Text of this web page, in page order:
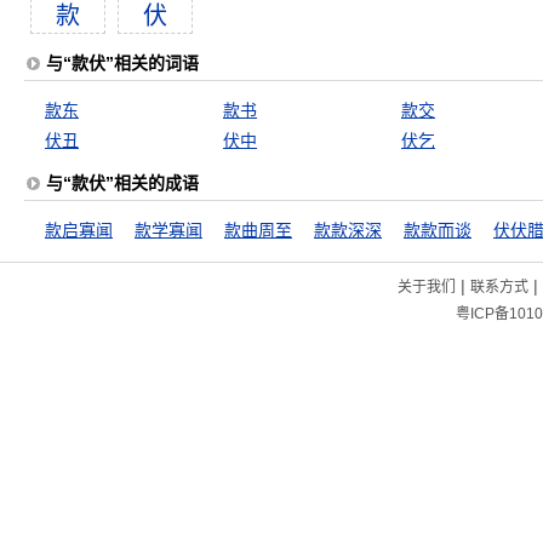
款 伏
与“款伏”相关的词语
款东 款书
款交
伏丑
伏中 伏乞
与“款伏”相关的成语
款启寡闻 款学寡闻 款曲周至 款款深深 款款而谈 伏伏
关于我们 | 联系方式|
粤ICP备